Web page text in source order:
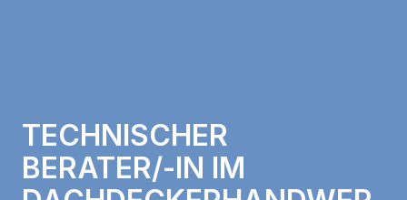
TECHNISCHER
BERATER/-IN IM